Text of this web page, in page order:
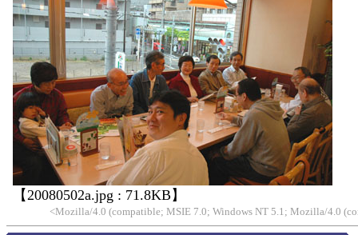
【20080502a.jpg : 71.8KB】
<Mozilla/4.0 (compatible; MSIE 7.0; Windows NT 5.1; Mozilla/4.0